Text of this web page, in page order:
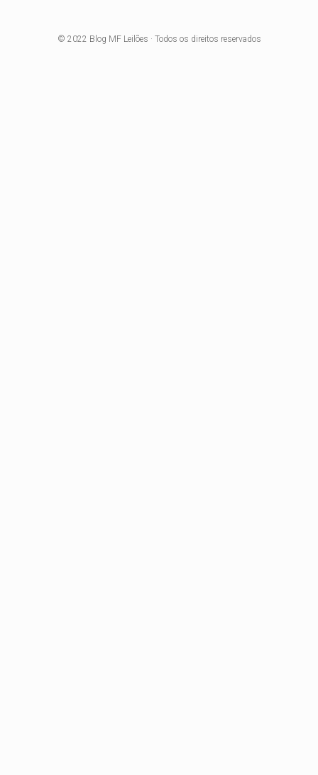
© 2022 Blog MF Leilões · Todos os direitos reservados